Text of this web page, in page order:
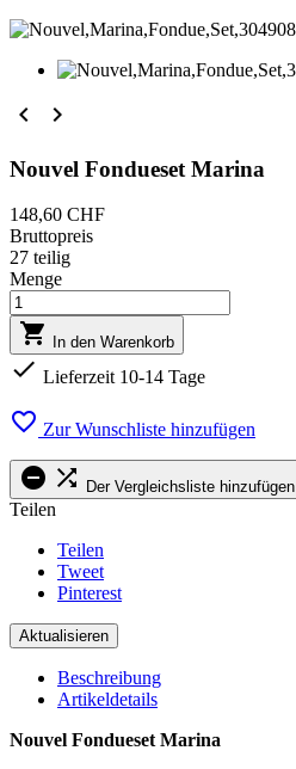
 
Nouvel Fondueset Marina
148,60 CHF
Bruttopreis
27 teilig
Menge
 In den Warenkorb
 Lieferzeit 10-14 Tage
 Zur Wunschliste hinzufügen
  Der Vergleichsliste hinzufügen
Teilen
Teilen
Tweet
Pinterest
Beschreibung
Artikeldetails
Nouvel Fondueset Marina